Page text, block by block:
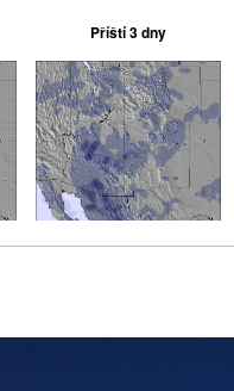
Příští 3 dny